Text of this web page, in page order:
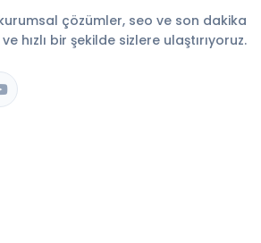
çözümler, seo ve son dakika
hızlı bir şekilde sizlere ulaştırıyoruz.